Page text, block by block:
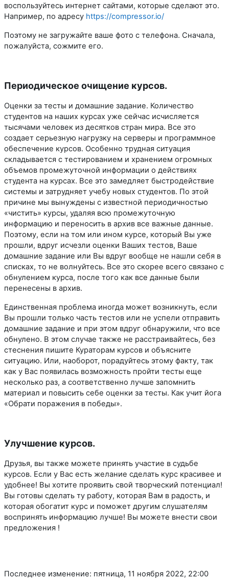
воспользуйтесь интернет сайтами, которые сделают это.
Например, по адресу https://compressor.io/
Поэтому не загружайте ваше фото с телефона. Сначала,
пожалуйста, сожмите его.
Периодическое очищение курсов.
Оценки за тесты и домашние задание. Количество
студентов на наших курсах уже сейчас исчисляется
тысячами человек из десятков стран мира. Все это
создает серьезную нагрузку на серверы и программное
обеспечение курсов. Особенно трудная ситуация
складывается с тестированием и хранением огромных
объемов промежуточной информации о действиях
студента на курсах. Все это замедляет быстродействие
системы и затрудняет учебу новых студентов. По этой
причине мы вынуждены с известной периодичностью
«чистить» курсы, удаляя всю промежуточную
информацию и переносить в архив все важные данные.
Поэтому, если на том или ином курсе, который Вы уже
прошли, вдруг исчезли оценки Ваших тестов, Ваше
домашние задание или Вы вдруг вообще не нашли себя в
списках, то не волнуйтесь. Все это скорее всего связано с
обнулением курса, после того как все данные были
перенесены в архив.
Единственная проблема иногда может возникнуть, если
Вы прошли только часть тестов или не успели отправить
домашние задание и при этом вдруг обнаружили, что все
обнулено. В этом случае также не расстраивайтесь, без
стеснения пишите Кураторам курсов и объясните
ситуацию. Или, наоборот, порадуйтесь этому факту, так
как у Вас появилась возможность пройти тесты еще
несколько раз, а соответственно лучше запомнить
материал и повысить себе оценки за тесты. Как учит йога
«Обрати поражения в победы».
Улучшение курсов.
Друзья, вы также можете принять участие в судьбе
курсов. Если у Вас есть желание сделать курс красивее и
удобнее! Вы хотите проявить свой творческий потенциал!
Вы готовы сделать ту работу, которая Вам в радость, и
которая обогатит курс и поможет другим слушателям
воспринять информацию лучше! Вы можете внести свои
предложения !
Последнее изменение: пятница, 11 ноября 2022, 22:00